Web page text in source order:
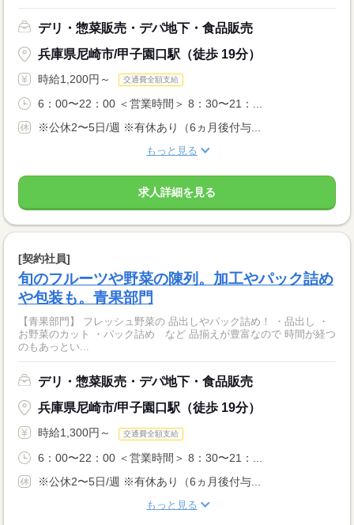
デリ・惣菜販売・デパ地下・食品販売
兵庫県尼崎市/甲子園口駅（徒歩 19分）
時給1,200円～ 交通費全額支給
6：00〜22：00 ＜営業時間＞ 8：30〜21：...
※公休2〜5日/週 ※有休あり（6ヵ月後付与...
もっと見る
求人詳細を見る
[契約社員]
旬のフルーツや野菜の陳列。加工やパック詰め
や包装も。青果部門
【青果部門】 フレッシュ野菜の 品出しやパック詰め！ ・品出し ・
お野菜のカット ・パック詰め など 品揃えが豊富なので 時間が経つ
のもあっとい...
デリ・惣菜販売・デパ地下・食品販売
兵庫県尼崎市/甲子園口駅（徒歩 19分）
時給1,300円～ 交通費全額支給
6：00〜22：00 ＜営業時間＞ 8：30〜21：...
※公休2〜5日/週 ※有休あり（6ヵ月後付与...
もっと見る